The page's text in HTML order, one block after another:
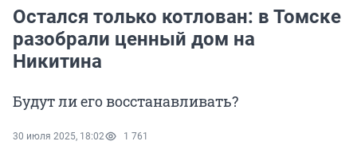
Остался только котлован: в Томске
разобрали ценный дом на
Никитина
Будут ли его восстанавливать?
30 июля 2025, 18:02 1 761